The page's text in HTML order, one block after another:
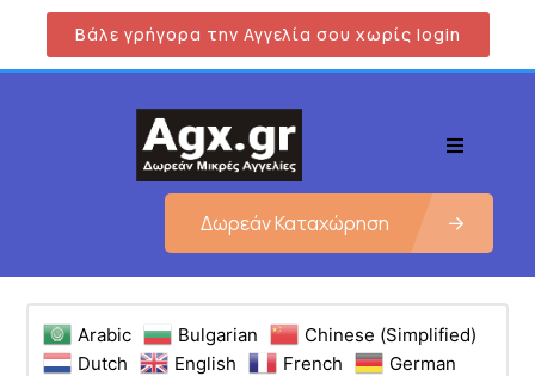
Βάλε γρήγορα την Αγγελία σου χωρίς login
Δωρεάν Καταχώρηση
Arabic Bulgarian
Chinese (Simplified)
Dutch
English French
German